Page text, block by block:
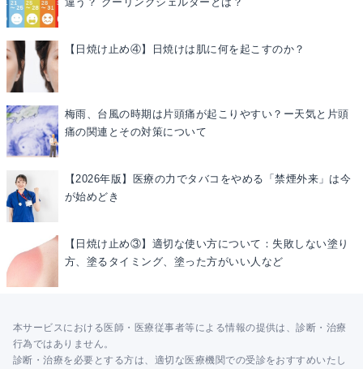
【日焼け止め④】日焼けは肌に何を起こすのか？
梅雨、台風の時期は片頭痛が起こりやすい？ー天気と片頭
痛の関連とその対策について
【2026年版】医療の力でタバコをやめる「禁煙外来」は今
が始めどき
【日焼け止め③】適切な使い方について：失敗しない塗り
方、塗るタイミング、塗った方がいい人など
本サービスにおける医師・医療従事者等による情報の提供は、診断・治療
行為ではありません。
診断・治療を必要とする方は、適切な医療機関での受診をおすすめいたし